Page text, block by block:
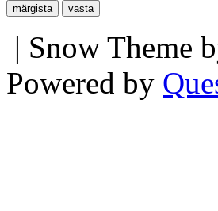
| Snow Theme
Powered by